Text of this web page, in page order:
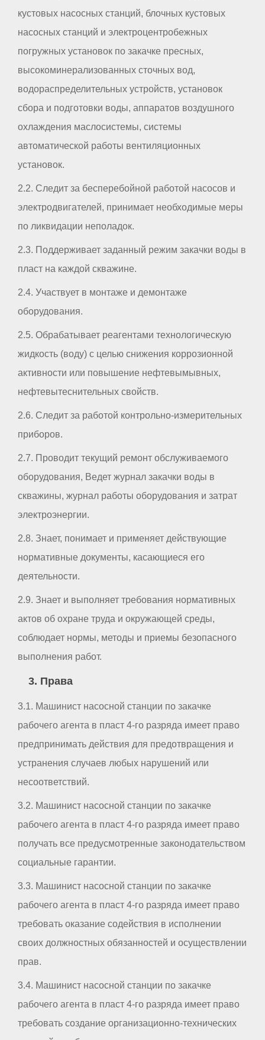
кустовых насосных станций, блочных кустовых
насосных станций и электроцентробежных
погружных установок по закачке пресных,
высокоминерализованных сточных вод,
водораспределительных устройств, установок
сбора и подготовки воды, аппаратов воздушного
охлаждения маслосистемы, системы
автоматической работы вентиляционных
установок.
2.2. Следит за бесперебойной работой насосов и
электродвигателей, принимает необходимые меры
по ликвидации неполадок.
2.3. Поддерживает заданный режим закачки воды в
пласт на каждой скважине.
2.4. Участвует в монтаже и демонтаже
оборудования.
2.5. Обрабатывает реагентами технологическую
жидкость (воду) с целью снижения коррозионной
активности или повышение нефтевымывных,
нефтевытеснительных свойств.
2.6. Следит за работой контрольно-измерительных
приборов.
2.7. Проводит текущий ремонт обслуживаемого
оборудования, Ведет журнал закачки воды в
скважины, журнал работы оборудования и затрат
электроэнергии.
2.8. Знает, понимает и применяет действующие
нормативные документы, касающиеся его
деятельности.
2.9. Знает и выполняет требования нормативных
актов об охране труда и окружающей среды,
соблюдает нормы, методы и приемы безопасного
выполнения работ.
3. Права
3.1. Машинист насосной станции по закачке
рабочего агента в пласт 4-го разряда имеет право
предпринимать действия для предотвращения и
устранения случаев любых нарушений или
несоответствий.
3.2. Машинист насосной станции по закачке
рабочего агента в пласт 4-го разряда имеет право
получать все предусмотренные законодательством
социальные гарантии.
3.3. Машинист насосной станции по закачке
рабочего агента в пласт 4-го разряда имеет право
требовать оказание содействия в исполнении
своих должностных обязанностей и осуществлении
прав.
3.4. Машинист насосной станции по закачке
рабочего агента в пласт 4-го разряда имеет право
требовать создание организационно-технических